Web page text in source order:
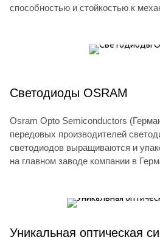
способностью и стойкостью к
Светодиоды OSRAM
Osram Opto Semiconductors
передовых производителей
светодиодов выращиваются и
на главном заводе компании в
Уникальная оптическая